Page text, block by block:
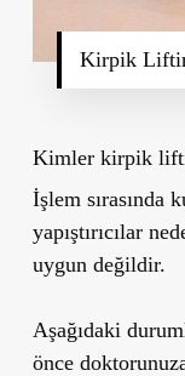
Kirpik
Kimler kirpik
İşlem sırasında
yapıştırıcılar
uygun değildir.
Aşağıdaki
önce